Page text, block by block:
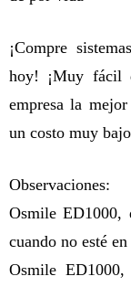
¡Compre
hoy! ¡Muy fácil
empresa la
un costo muy
Observaciones:
Osmile ED1000,
cuando no esté en
Osmile